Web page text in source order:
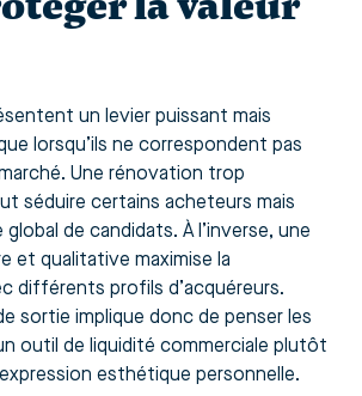
un levier puissant mais
lorsqu’ils ne correspondent pas
Une rénovation trop
séduire certains acheteurs mais
de candidats. À l’inverse, une
et qualitative maximise la
différents profils d’acquéreurs.
sortie implique donc de penser les
outil de liquidité commerciale plutôt
esthétique personnelle.